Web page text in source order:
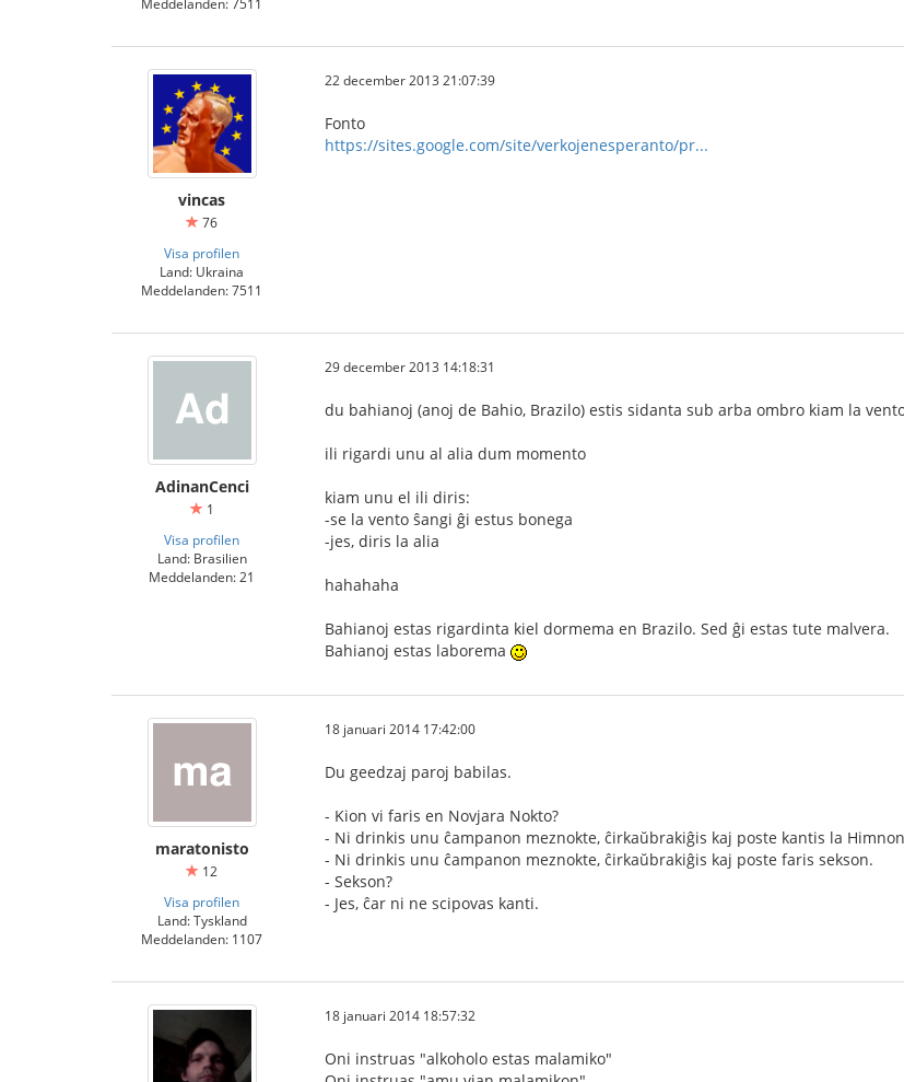
vincas
76
Visa profilen
Land: Ukraina
Meddelanden: 7511
22 december 2013 21:07:39
Fonto
https://sites.google.com/site/verkojenesperanto/pr...
AdinanCenci
1
Visa profilen
Land: Brasilien
Meddelanden: 21
29 december 2013 14:18:31
du bahianoj (anoj de Bahio, Brazilo) estis sidanta sub arba ombro kiam la
ili rigardi unu al alia dum momento
kiam unu el ili diris:
-se la vento ŝangi ĝi estus bonega
-jes, diris la alia
hahahaha
Bahianoj estas rigardinta kiel dormema en Brazilo. Sed ĝi estas tute malvera.
Bahianoj estas laborema
maratonisto
12
Visa profilen
Land: Tyskland
Meddelanden: 1107
18 januari 2014 17:42:00
Du geedzaj paroj babilas.
- Kion vi faris en Novjara Nokto?
- Ni drinkis unu ĉampanon meznokte, ĉirkaŭbrakiĝis kaj poste kantis la
- Ni drinkis unu ĉampanon meznokte, ĉirkaŭbrakiĝis kaj poste faris sekson.
- Sekson?
- Jes, ĉar ni ne scipovas kanti.
18 januari 2014 18:57:32
Oni instruas "alkoholo estas malamiko"